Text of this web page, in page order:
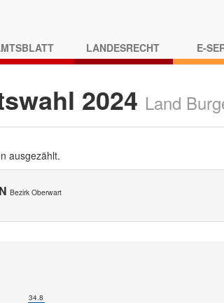
LANDESRECHT E-
2024 Land
ausgezählt.
Bezirk Oberwart
34.8